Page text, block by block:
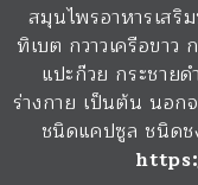
สมุนไพรอาหารเสริ
ทิเบต กวาวเครือขาว
แปะก๊วย กระชาย
ร่างกาย เป็นต้น นอก
ชนิดแคปซูล ชนิดช